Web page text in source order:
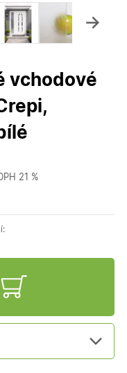
vchodové
21 %